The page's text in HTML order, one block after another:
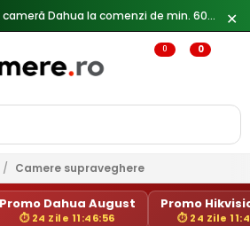
✕
0 0
/ Camere supraveghere
Promo Dahua August
⏱ 24 Zile 11:46:56
Promo
⏱ 24 Zile